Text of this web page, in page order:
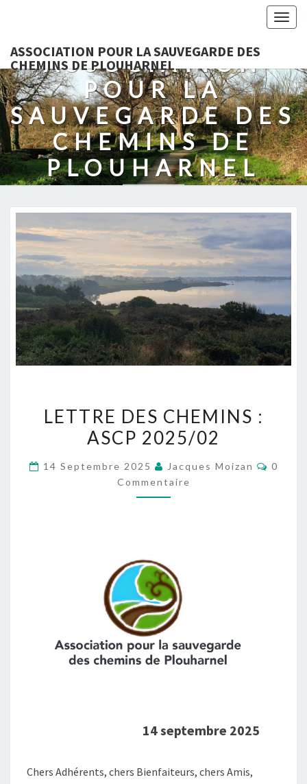
ASSOCIATION POUR LA SAUVEGARDE DES
CHEMINS DE PLOUHARNEL
ASSOCIATION
POUR LA
SAUVEGARDE DES
CHEMINS DE
PLOUHARNEL
DES
CHEMINS
ASCP
2025/02
LETTRE DES CHEMINS :
ASCP 2025/02
14 Septembre 2025 Jacques Moizan
0
Commentaire
14 septembre 2025
Chers Adhérents, chers Bienfaiteurs, chers Amis,